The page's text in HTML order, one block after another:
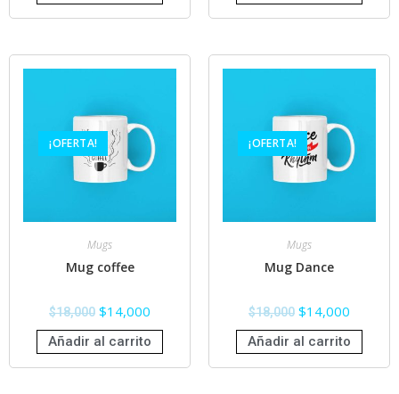
¡OFERTA!
Mugs
Mug coffee
$18,000 $14,000
Añadir al carrito
¡OFERTA!
Mugs
Mug Dance
$18,000 $14,000
Añadir al carrito